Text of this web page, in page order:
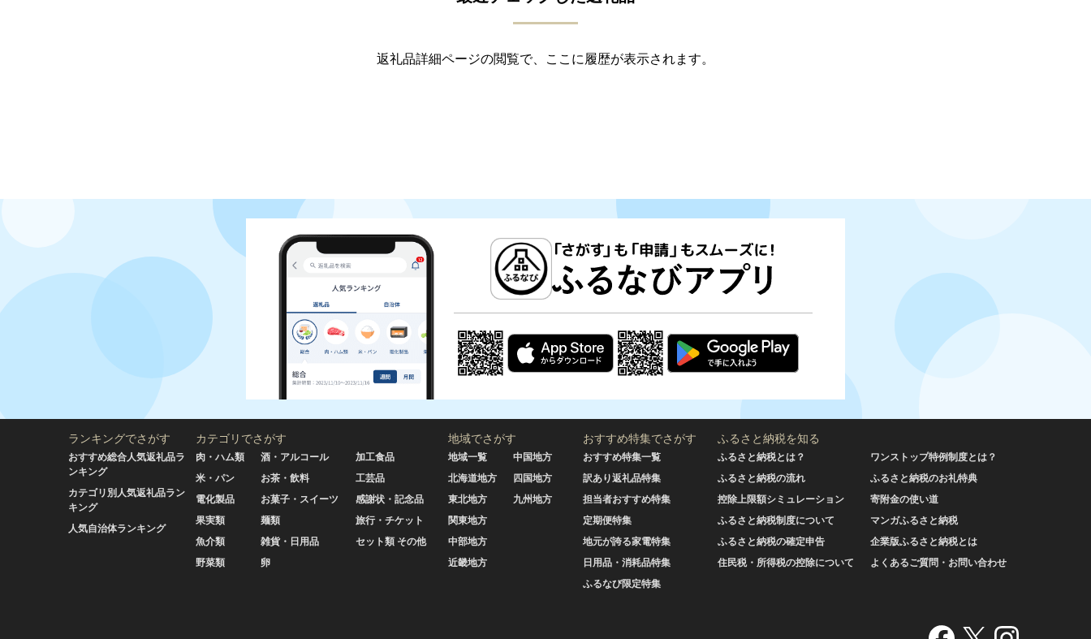
返礼品詳細ページの閲覧で、ここに履歴が表示されます。
ランキングでさがす
おすすめ総合人気返礼品ラ
ンキング
カテゴリ別人気返礼品ラン
キング
人気自治体ランキング
カテゴリでさがす
肉・ハム類
米・パン
電化製品
果実類
魚介類
野菜類
酒・アルコール
お茶・飲料
お菓子・スイーツ
麺類
雑貨・日用品
卵
加工食品
工芸品
感謝状・記念品
旅行・チケット
セット類 その他
地域でさがす
地域一覧
北海道地方
東北地方
関東地方
中部地方
近畿地方
中国地方
四国地方
九州地方
おすすめ特集でさがす
おすすめ特集一覧
訳あり返礼品特集
担当者おすすめ特集
定期便特集
地元が誇る家電特集
日用品・消耗品特集
ふるなび限定特集
ふるさと納税を知る
ふるさと納税とは？
ふるさと納税の流れ
控除上限額シミュレーション
ふるさと納税制度について
ふるさと納税の確定申告
住民税・所得税の控除について
ワンストップ特例制度とは？
ふるさと納税のお礼特典
寄附金の使い道
マンガふるさと納税
企業版ふるさと納税とは
よくあるご質問・お問い合わせ